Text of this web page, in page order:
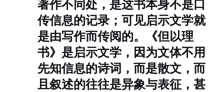
著作不同处，是这书本身不是口
传信息的记录；可见启示文学就
是由写作而传阅的。
《但以理
书》是启示文学，因为文体不用
先知信息的诗词，而是散文，而
且叙述的往往是异象与表征，甚